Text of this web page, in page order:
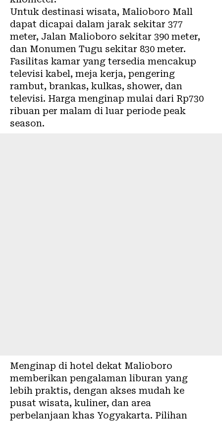
Untuk destinasi wisata, Malioboro Mall
dapat dicapai dalam jarak sekitar 377
meter, Jalan Malioboro sekitar 390 meter,
dan Monumen Tugu sekitar 830 meter.
Fasilitas kamar yang tersedia mencakup
televisi kabel, meja kerja, pengering
rambut, brankas, kulkas, shower, dan
televisi. Harga menginap mulai dari Rp730
ribuan per malam di luar periode peak
season.
Menginap di hotel dekat Malioboro
memberikan pengalaman liburan yang
lebih praktis, dengan akses mudah ke
pusat wisata, kuliner, dan area
perbelanjaan khas Yogyakarta. Pilihan